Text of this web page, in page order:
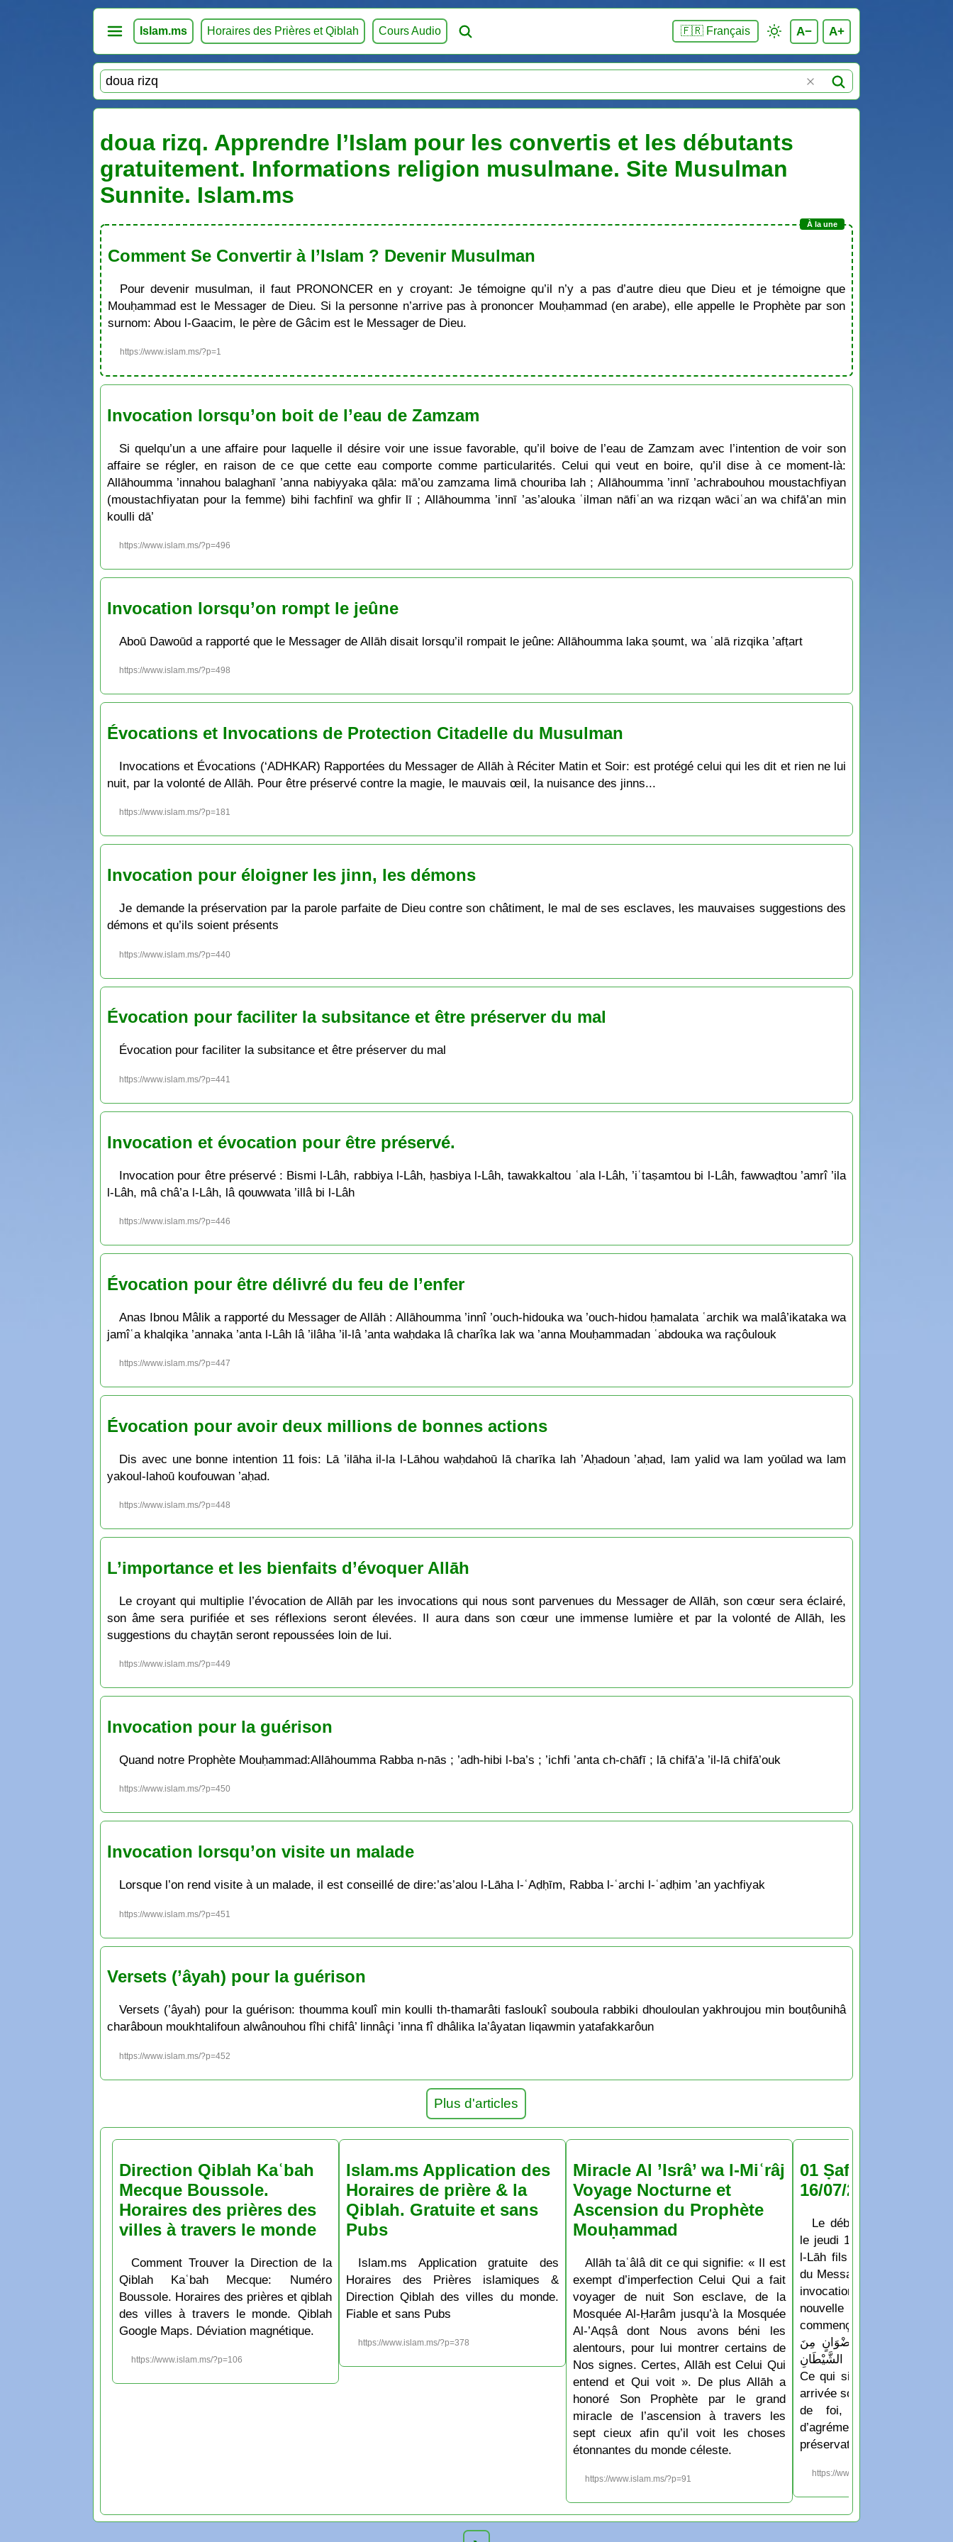
Islam.ms Horaires des Prières et Qiblah Cours Audio 🇫🇷 Français A− A+
doua rizq. Apprendre l’Islam pour les convertis et les débutants
gratuitement. Informations religion musulmane. Site Musulman
Sunnite. Islam.ms
Comment Se Convertir à l’Islam ? Devenir Musulman
Pour devenir musulman, il faut PRONONCER en y croyant: Je témoigne qu’il n’y a pas d’autre dieu que Dieu et je témoigne que
Mouḥammad est le Messager de Dieu. Si la personne n’arrive pas à prononcer Mouḥammad (en arabe), elle appelle le Prophète par son
surnom: Abou l-Gaacim, le père de Gâcim est le Messager de Dieu.
https://www.islam.ms/?p=1
Invocation lorsqu’on boit de l’eau de Zamzam
Si quelqu’un a une affaire pour laquelle il désire voir une issue favorable, qu’il boive de l’eau de Zamzam avec l’intention de voir son
affaire se régler, en raison de ce que cette eau comporte comme particularités. Celui qui veut en boire, qu’il dise à ce moment-là:
Allāhoumma ’innahou balaghanī ’anna nabiyyaka qāla: mā’ou zamzama limā chouriba lah ; Allāhoumma ’innī ’achrabouhou moustachfiyan
(moustachfiyatan pour la femme) bihi fachfinī wa ghfir lī ; Allāhoumma ’innī ’as’alouka ʿilman nāfiʿan wa rizqan wāciʿan wa chifā’an min
koulli dā’
https://www.islam.ms/?p=496
Invocation lorsqu’on rompt le jeûne
Aboū Dawoūd a rapporté que le Messager de Allāh disait lorsqu’il rompait le jeûne: Allāhoumma laka ṣoumt, wa ʿalā rizqika ’afṭart
https://www.islam.ms/?p=498
Évocations et Invocations de Protection Citadelle du Musulman
Invocations et Évocations (‘ADHKAR) Rapportées du Messager de Allāh à Réciter Matin et Soir: est protégé celui qui les dit et rien ne lui
nuit, par la volonté de Allāh. Pour être préservé contre la magie, le mauvais œil, la nuisance des jinns...
https://www.islam.ms/?p=181
Invocation pour éloigner les jinn, les démons
Je demande la préservation par la parole parfaite de Dieu contre son châtiment, le mal de ses esclaves, les mauvaises suggestions des
démons et qu’ils soient présents
https://www.islam.ms/?p=440
Évocation pour faciliter la subsitance et être préserver du mal
Évocation pour faciliter la subsitance et être préserver du mal
https://www.islam.ms/?p=441
Invocation et évocation pour être préservé.
Invocation pour être préservé : Bismi l-Lâh, rabbiya l-Lâh, ḥasbiya l-Lâh, tawakkaltou ʿala l-Lâh, ’iʿtaṣamtou bi l-Lâh, fawwaḍtou ’amrî ’ila
l-Lâh, mâ châ’a l-Lâh, lâ qouwwata ’illâ bi l-Lâh
https://www.islam.ms/?p=446
Évocation pour être délivré du feu de l’enfer
Anas Ibnou Mâlik a rapporté du Messager de Allāh : Allāhoumma ’innî ’ouch-hidouka wa ’ouch-hidou ḥamalata ʿarchik wa malâ’ikataka wa
jamîʿa khalqika ’annaka ’anta l-Lâh lâ ’ilâha ’il-lâ ’anta waḥdaka lâ charîka lak wa ’anna Mouḥammadan ʿabdouka wa raçôulouk
https://www.islam.ms/?p=447
Évocation pour avoir deux millions de bonnes actions
Dis avec une bonne intention 11 fois: Lā ’ilāha il-la l-Lāhou waḥdahoū lā charīka lah ’Aḥadoun ’aḥad, lam yalid wa lam yoūlad wa lam
yakoul-lahoū koufouwan ’aḥad.
https://www.islam.ms/?p=448
L’importance et les bienfaits d’évoquer Allāh
Le croyant qui multiplie l’évocation de Allāh par les invocations qui nous sont parvenues du Messager de Allāh, son cœur sera éclairé,
son âme sera purifiée et ses réflexions seront élevées. Il aura dans son cœur une immense lumière et par la volonté de Allāh, les
suggestions du chayṭān seront repoussées loin de lui.
https://www.islam.ms/?p=449
Invocation pour la guérison
Quand notre Prophète Mouḥammad:Allāhoumma Rabba n-nās ; ’adh-hibi l-ba’s ; ’ichfi ’anta ch-chāfī ; lā chifā’a ’il-lā chifā’ouk
https://www.islam.ms/?p=450
Invocation lorsqu’on visite un malade
Lorsque l’on rend visite à un malade, il est conseillé de dire:’as’alou l-Lāha l-ʿAḍḥīm, Rabba l-ʿarchi l-ʿaḍḥim ’an yachfiyak
https://www.islam.ms/?p=451
Versets (’âyah) pour la guérison
Versets (’âyah) pour la guérison: thoumma koulî min koulli th-thamarâti fasloukî souboula rabbiki dhouloulan yakhroujou min bouṭôunihâ
charâboun moukhtalifoun alwânouhou fîhi chifâ’ linnâçi ’inna fî dhâlika la’âyatan liqawmin yatafakkarôun
https://www.islam.ms/?p=452
Plus d'articles
Direction Qiblah Kaʿbah
Mecque Boussole.
Horaires des prières des
villes à travers le monde
Comment Trouver la Direction de la
Qiblah Kaʿbah Mecque: Numéro
Boussole. Horaires des prières et qiblah
des villes à travers le monde. Qiblah
Google Maps. Déviation magnétique.
https://www.islam.ms/?p=106
Islam.ms Application des
Horaires de prière & la
Qiblah. Gratuite et sans
Pubs
Islam.ms Application gratuite des
Horaires des Prières islamiques &
Direction Qiblah des villes du monde.
Fiable et sans Pubs
https://www.islam.ms/?p=378
Miracle Al ’Isrâ’ wa l-Miʿrâj
Voyage Nocturne et
Ascension du Prophète
Mouḥammad
Allāh taʿâlâ dit ce qui signifie: « Il est
exempt d’imperfection Celui Qui a fait
voyager de nuit Son esclave, de la
Mosquée Al-Ḥarâm jusqu’à la Mosquée
Al-’Aqṣâ dont Nous avons béni les
alentours, pour lui montrer certains de
Nos signes. Certes, Allāh est Celui Qui
entend et Qui voit ». De plus Allāh a
honoré Son Prophète par le grand
miracle de l’ascension à travers les
sept cieux afin qu’il voit les choses
étonnantes du monde céleste.
https://www.islam.ms/?p=91
01 Ṣafar 1448 :
16/07/2026
Le début du mois de
le jeudi 16 Juillet 2026
l-Lāh fils de Hichām: Les
du Messager de Allāh
invocation qu’ils disaient
nouvelle année ou un
commençait: « اللَّهُمَّ أَدْخِلْهُ عَلَيْنَا بِالْأَمْنِ
وَالْإِسْلَامِ، وَرِضْوَانٍ مِنَ
(أيْ حِفْظٍ) مِنَ الشَّيْطَانِ »
Ce qui signifie: « Ô Allāh
arrivée soit accompagnée
de foi, de protection
d’agrément de Ar-
préservation contre le
https://www.islam.ms/?p=1213